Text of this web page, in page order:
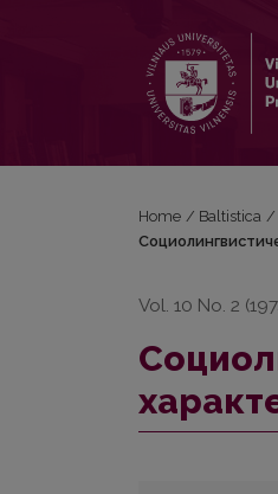
Home / Baltistica /
Vol. 10 No. 2